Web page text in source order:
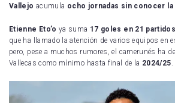
Vallejo acumula ocho jornadas sin conocer
Etienne Eto’oya suma 17 goles en 21 partidos
que ha llamado la atención de varios equipos en
pero, pese a muchos rumores, el camerunés ha
Vallecas como mínimo hasta final de la 2024/25.